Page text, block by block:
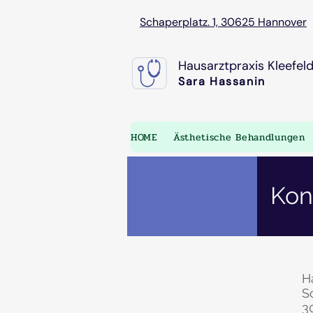
Schaperplatz. 1, 30625 Hannover
Hausarztpraxis Kleefeld
Sara Hassanin
HOME Ästhetische Behandlungen